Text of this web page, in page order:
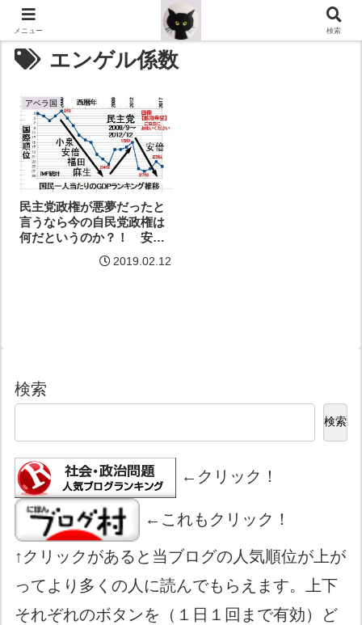
エンゲル係数
アベラ国
民主党政権が悪夢だったと
言うなら今の自民党政権は
何だというのか？！ 安倍
首相「悪夢」発言撤回を拒
2019.02.12
検索
検索
←クリック！
←これもクリック！
↑クリックがあると当ブログの人気順位が上が
ってより多くの人に読んでもらえます。上下
それぞれのボタンを（１日１回まで有効）ど
メニュー 検索